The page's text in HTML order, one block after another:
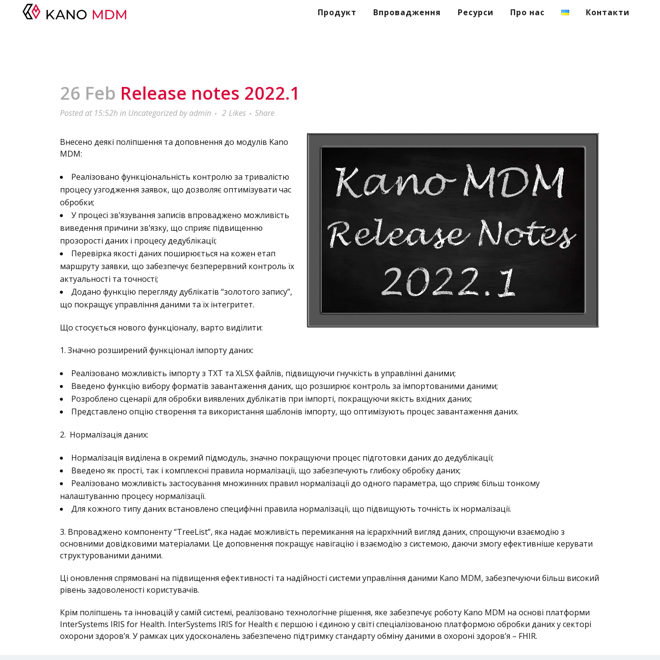
Продукт Впровадження Ресурси Про нас Контакти
26 Feb Release notes 2022.1
Posted at 15:52hin Uncategorizedbyadmin 2 Likes Share
Внесено деякі поліпшення та доповнення до модулів Kano
MDM:
Реалізовано функціональність контролю за тривалістю
процесу узгодження заявок, що дозволяє оптимізувати час
обробки;
У процесі зв’язування записів впроваджено можливість
виведення причини зв’язку, що сприяє підвищенню
прозорості даних і процесу дедублікації;
Перевірка якості даних поширюється на кожен етап
маршруту заявки, що забезпечує безперервний контроль їх
актуальності та точності;
Додано функцію перегляду дублікатів “золотого запису”,
що покращує управління даними та їх інтегритет.
Що стосується нового функціоналу, варто виділити:
1. Значно розширений функціонал імпорту даних:
Реалізовано можливість імпорту з TXT та XLSX файлів, підвищуючи гнучкість в управлінні даними;
Введено функцію вибору форматів завантаження даних, що розширює контроль за імпортованими даними;
Розроблено сценарії для обробки виявлених дублікатів при імпорті, покращуючи якість вхідних даних;
Представлено опцію створення та використання шаблонів імпорту, що оптимізують процес завантаження даних.
2. Нормалізація даних:
Нормалізація виділена в окремий підмодуль, значно покращуючи процес підготовки даних до дедублікації;
Введено як прості, так і комплексні правила нормалізації, що забезпечують глибоку обробку даних;
Реалізовано можливість застосування множинних правил нормалізації до одного параметра, що сприяє більш тонкому
налаштуванню процесу нормалізації.
Для кожного типу даних встановлено специфічні правила нормалізації, що підвищують точність їх нормалізації.
3. Впроваджено компоненту “TreeList”, яка надає можливість перемикання на ієрархічний вигляд даних, спрощуючи взаємодію з
основними довідковими матеріалами. Це доповнення покращує навігацію і взаємодію з системою, даючи змогу ефективніше керувати
структурованими даними.
Ці оновлення спрямовані на підвищення ефективності та надійності системи управління даними Kano MDM, забезпечуючи більш високий
рівень задоволеності користувачів.
Крім поліпшень та інновацій у самій системі, реалізовано технологічне рішення, яке забезпечує роботу Kano MDM на основі платформи
InterSystems IRIS for Health. InterSystems IRIS for Health є першою і єдиною у світі спеціалізованою платформою обробки даних у секторі
охорони здоров’я. У рамках цих удосконалень забезпечено підтримку стандарту обміну даними в охороні здоров’я – FHIR.